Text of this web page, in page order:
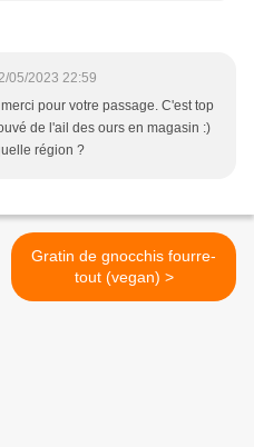
05/2023 22:59
pour votre passage. C'est top
de l'ail des ours en magasin :)
région ?
Gratin de gnocchis fourre-
tout (vegan) >